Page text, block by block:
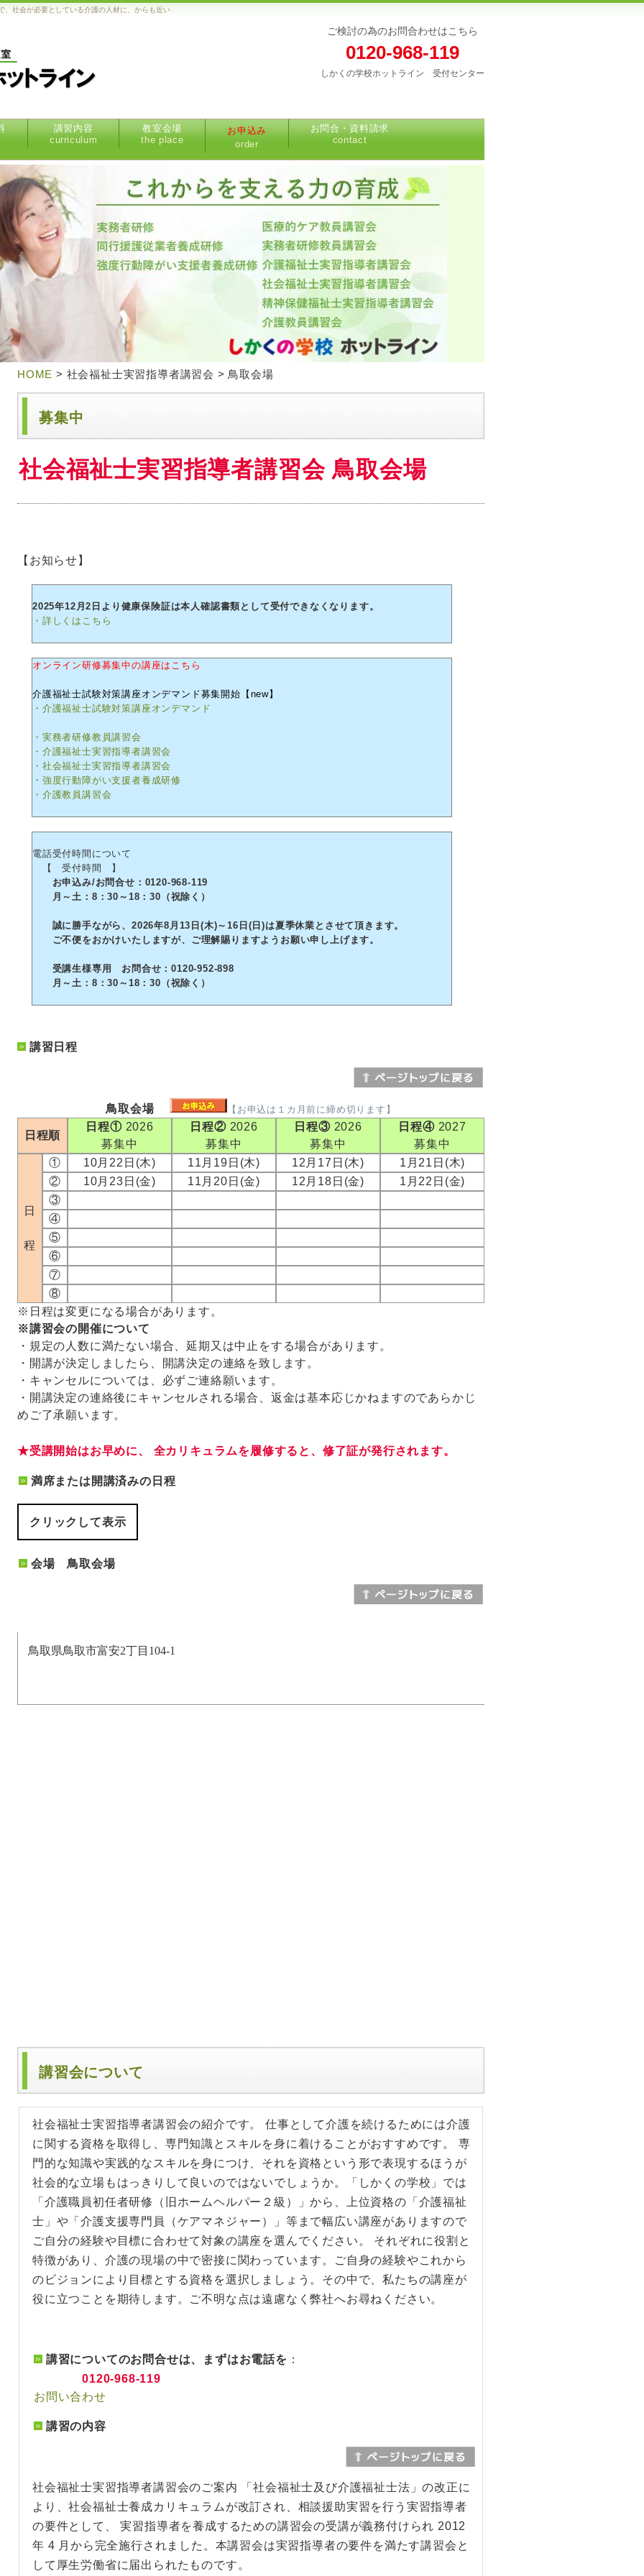
社会が必要としている介護の人材に、からも近い
ご検討の為のお問合わせはこちら
0120-968-119
しかくの学校ホットライン 受付センター
講習内容
curriculum
教室会場
the place
お申込み
order
お問合・資料請求
contact
HOME > 社会福祉士実習指導者講習会 > 鳥取会場
募集中
社会福祉士実習指導者講習会 鳥取会場
【お知らせ】
2025年12月2日より健康保険証は本人確認書類として受付できなくなります。
・詳しくはこちら
オンライン研修募集中の講座はこちら
介護福祉士試験対策講座オンデマンド募集開始【new】
・介護福祉士試験対策講座オンデマンド
・実務者研修教員講習会
・介護福祉士実習指導者講習会
・社会福祉士実習指導者講習会
・強度行動障がい支援者養成研修
・介護教員講習会
電話受付時間について
【 受付時間 】
お申込み/お問合せ：0120-968-119
月～土：8：30～18：30（祝除く）
誠に勝手ながら、2026年8月13日(木)～16日(日)は夏季休業とさせて頂きます。
ご不便をおかけいたしますが、ご理解賜りますようお願い申し上げます。
受講生様専用 お問合せ：0120-952-898
月～土：8：30～18：30（祝除く）
講習日程
鳥取会場 【お申込は１カ月前に締め切ります】
日程順
日程①2026
募集中
日程②2026
募集中
日程③2026
募集中
日程④2027
募集中
日
程
① 10月22日(木) 11月19日(木) 12月17日(木)
1月21日(木)
②
10月23日(金) 11月20日(金) 12月18日(金)
1月22日(金)
③
④
⑤
⑥
⑦
⑧
※日程は変更になる場合があります。
※講習会の開催について
・規定の人数に満たない場合、延期又は中止をする場合があります。
・開講が決定しましたら、開講決定の連絡を致します。
・キャンセルについては、必ずご連絡願います。
・開講決定の連絡後にキャンセルされる場合、返金は基本応じかねますのであらかじ
めご了承願います。
★受講開始はお早めに、 全カリキュラムを履修すると、修了証が発行されます。
満席または開講済みの日程
クリックして表示
会場 鳥取会場
鳥取県鳥取市富安2丁目104-1
講習会について
社会福祉士実習指導者講習会の紹介です。 仕事として介護を続けるためには介護
に関する資格を取得し、専門知識とスキルを身に着けることがおすすめです。 専
門的な知識や実践的なスキルを身につけ、それを資格という形で表現するほうが
社会的な立場もはっきりして良いのではないでしょうか。「しかくの学校」では
「介護職員初任者研修（旧ホームヘルパー２級）」から、上位資格の「介護福祉
士」や「介護支援専門員（ケアマネジャー）」等まで幅広い講座がありますので
ご自分の経験や目標に合わせて対象の講座を選んでください。 それぞれに役割と
特徴があり、介護の現場の中で密接に関わっています。ご自身の経験やこれから
のビジョンにより目標とする資格を選択しましょう。その中で、私たちの講座が
役に立つことを期待します。ご不明な点は遠慮なく弊社へお尋ねください。
講習についてのお問合せは、まずはお電話を ：
0120-968-119
お問い合わせ
講習の内容
社会福祉士実習指導者講習会のご案内 「社会福祉士及び介護福祉士法」の改正に
より、社会福祉士養成カリキュラムが改訂され、相談援助実習を行う実習指導者
の要件として、 実習指導者を養成するための講習会の受講が義務付けられ 2012
年 4 月から完全施行されました。本講習会は実習指導者の要件を満たす講習会と
して厚生労働省に届出られたものです。